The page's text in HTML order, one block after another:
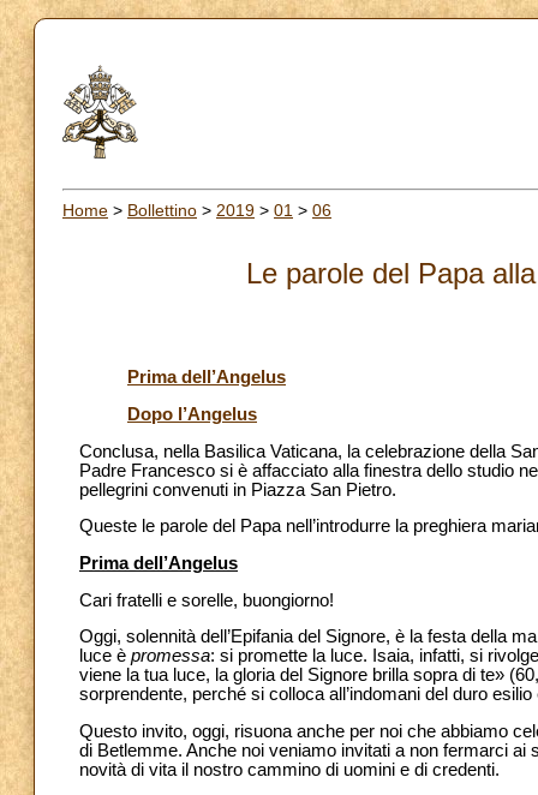
Home > Bollettino > 2019 > 01 > 06
Le parole del Papa
Prima dell’Angelus
Dopo l’Angelus
Conclusa, nella Basilica Vaticana, la celebrazione della
Padre Francesco si è affacciato alla finestra dello studio
pellegrini convenuti in Piazza San Pietro.
Queste le parole del Papa nell’introdurre la preghiera
Prima dell’Angelus
Cari fratelli e sorelle, buongiorno!
Oggi, solennità dell’Epifania del Signore, è la festa della
luce è promessa: si promette la luce. Isaia, infatti, si
viene la tua luce, la gloria del Signore brilla sopra di te»
sorprendente, perché si colloca all’indomani del duro
Questo invito, oggi, risuona anche per noi che abbiamo
di Betlemme. Anche noi veniamo invitati a non fermarci ai
novità di vita il nostro cammino di uomini e di credenti.